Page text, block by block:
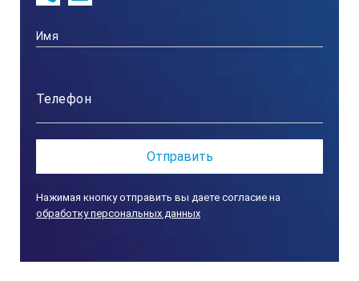
Нажимая кнопку отправить вы даете согласие на
обработку персональных данных